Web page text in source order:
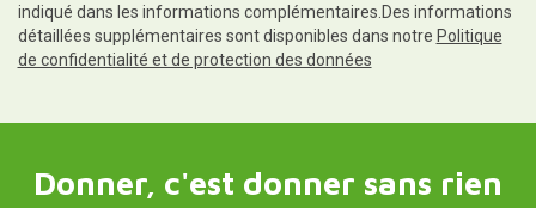
indiqué dans les informations complémentaires.Des informations
détaillées supplémentaires sont disponibles dans notre Politique
de confidentialité et de protection des données
Donner, c'est donner sans rien